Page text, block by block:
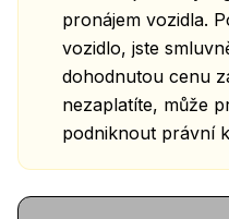
pronájem vozidla.
vozidlo, jste
dohodnutou cenu
nezaplatíte, může
podniknout právní